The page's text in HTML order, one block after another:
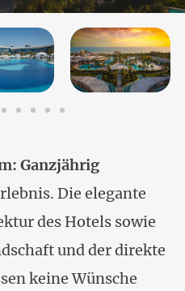
Ganzjährig
Die elegante
des Hotels sowie
und der direkte
keine Wünsche